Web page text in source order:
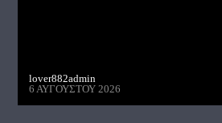
lover882admin
6 ΑΥΓΟΎΣΤΟΥ 2026